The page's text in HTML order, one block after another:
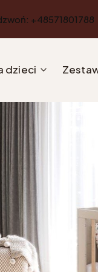
+48571801788
dzieci